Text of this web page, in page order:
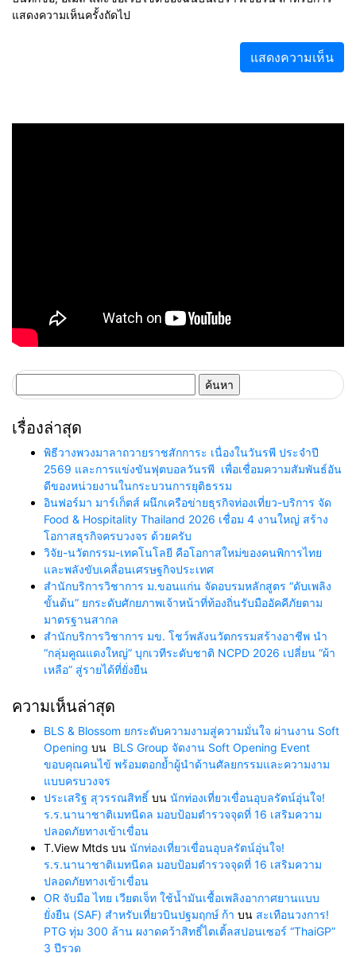
แสดงความเห็นครั้งถัดไป
สำหรับ:
เรื่องล่าสุด
พิธีวางพวงมาลาถวายราชสักการะ เนื่องในวันรพี ประจำปี
2569 และการแข่งขันฟุตบอลวันรพี เพื่อเชื่อมความสัมพันธ์อัน
ดีของหน่วยงานในกระบวนการยุติธรรม
อินฟอร์มา มาร์เก็ตส์ ผนึกเครือข่ายธุรกิจท่องเที่ยว-บริการ จัด
Food & Hospitality Thailand 2026 เชื่อม 4 งานใหญ่ สร้าง
โอกาสธุรกิจครบวงจร ด้วยครับ
วิจัย-นวัตกรรม-เทคโนโลยี คือโอกาสใหม่ของคนพิการไทย
และพลังขับเคลื่อนเศรษฐกิจประเทศ
สำนักบริการวิชาการ ม.ขอนแก่น จัดอบรมหลักสูตร “ดับเพลิง
ขั้นต้น” ยกระดับศักยภาพเจ้าหน้าที่ท้องถิ่นรับมืออัคคีภัยตาม
มาตรฐานสากล
สำนักบริการวิชาการ มข. โชว์พลังนวัตกรรมสร้างอาชีพ นำ
“กลุ่มคูณแดงใหญ่” บุกเวทีระดับชาติ NCPD 2026 เปลี่ยน “ผ้า
เหลือ” สู่รายได้ที่ยั่งยืน
ความเห็นล่าสุด
BLS & Blossom ยกระดับความงามสู่ความมั่นใจ ผ่านงาน Soft
Opening บน BLS Group จัดงาน Soft Opening Event
ขอบคุณคนไข้ พร้อมตอกย้ำผู้นำด้านศัลยกรรมและความงาม
แบบครบวงจร
ประเสริฐ สุวรรณสิทธิ์ บน นักท่องเที่ยวเขื่อนอุบลรัตน์อุ่นใจ!
ร.ร.นานาชาติเมทนีดล มอบป้อมตำรวจจุดที่ 16 เสริมความ
ปลอดภัยทางเข้าเขื่อน
T.View Mtds บน นักท่องเที่ยวเขื่อนอุบลรัตน์อุ่นใจ!
ร.ร.นานาชาติเมทนีดล มอบป้อมตำรวจจุดที่ 16 เสริมความ
ปลอดภัยทางเข้าเขื่อน
OR จับมือ ไทย เวียตเจ็ท ใช้น้ำมันเชื้อเพลิงอากาศยานแบบ
ยั่งยืน (SAF) สำหรับเที่ยวบินปฐมฤกษ์ ก้า บน สะเทือนวงการ!
PTG ทุ่ม 300 ล้าน ผงาดคว้าสิทธิ์ไตเติ้ลสปอนเซอร์ “ThaiGP”
3 ปีรวด